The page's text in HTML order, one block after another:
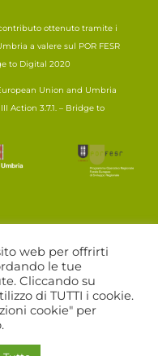
ottenuto tramite i
a valere sul POR FESR
to Digital 2020
Union and Umbria
Action 3.7.1. – Bridge to
| CreditsVisiona
web per offrirti
le tue
Cliccando su
di TUTTI i cookie.
cookie" per